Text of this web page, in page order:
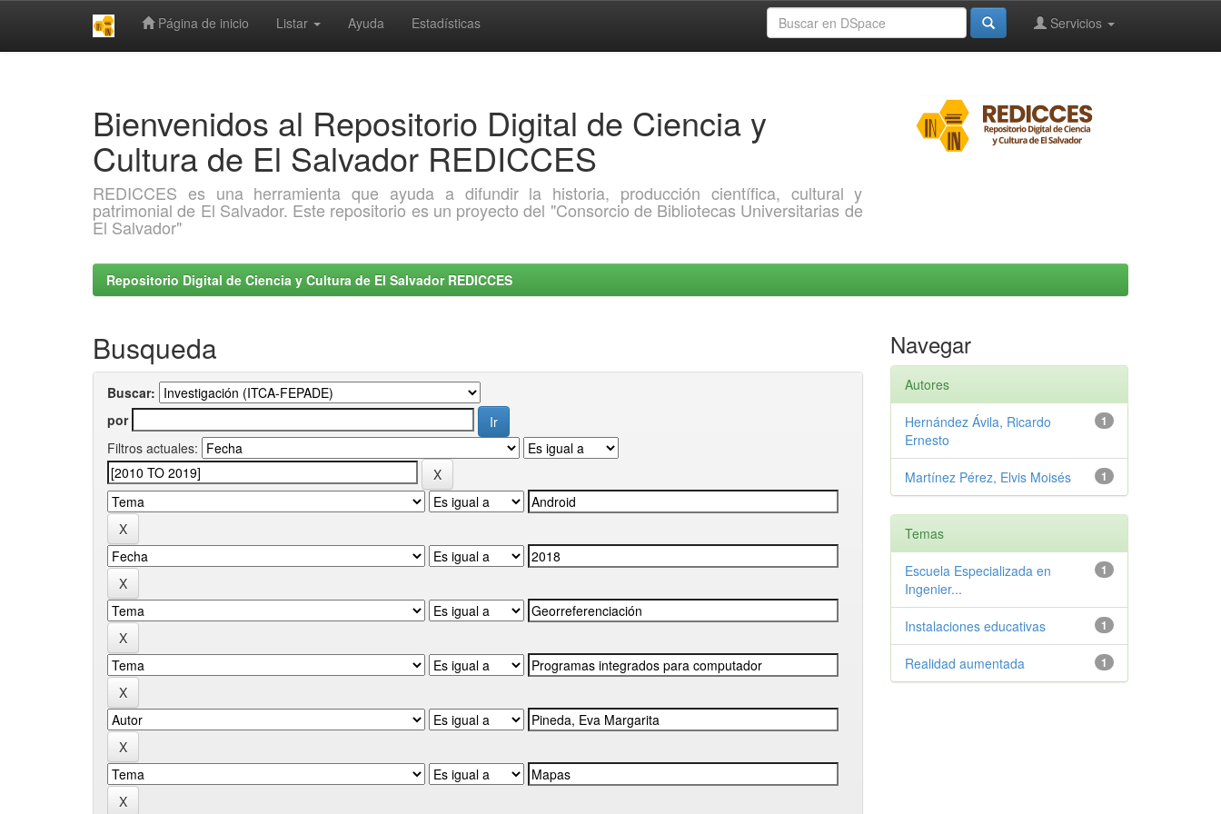
Página de inicio Listar Ayuda Estadísticas Servicios
Bienvenidos al Repositorio Digital de Ciencia y
Cultura de El Salvador REDICCES
REDICCES es una herramienta que ayuda a difundir la historia, producción científica, cultural y
patrimonial de El Salvador. Este repositorio es un proyecto del "Consorcio de Bibliotecas Universitarias de
El Salvador"
Repositorio Digital de Ciencia y Cultura de El Salvador REDICCES
Busqueda
Buscar:
por
Filtros actuales:
Navegar
Autores
1
Hernández Ávila, Ricardo
Ernesto
1
Martínez Pérez, Elvis Moisés
Temas
1
Escuela Especializada en
Ingenier...
1
Instalaciones educativas
1
Realidad aumentada